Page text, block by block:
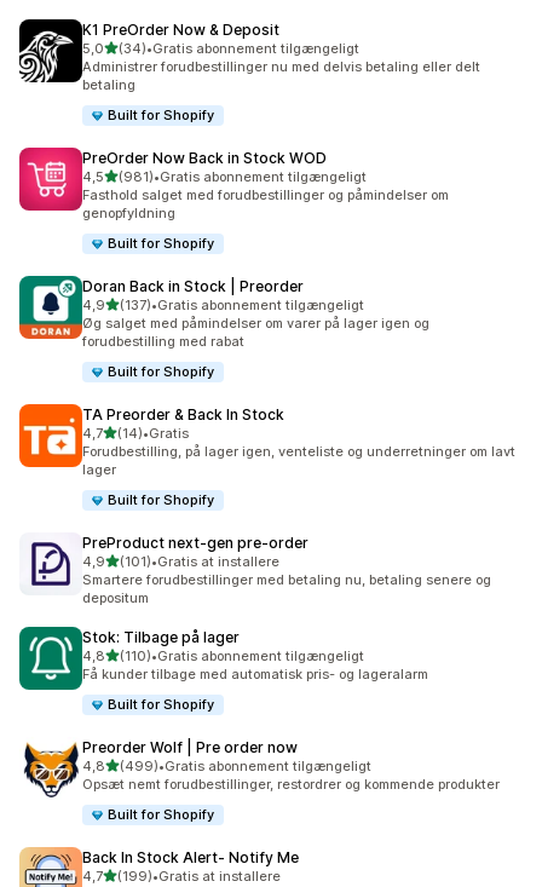
K1 PreOrder Now & Deposit
5,0ud af 5 stjerner
(34)
34 anmeldelser i alt
•Gratis abonnement tilgængeligt
Administrer forudbestillinger nu med delvis betaling eller delt
betaling
Built for Shopify
PreOrder Now Back in Stock WOD
4,5ud af 5 stjerner
(981)
981 anmeldelser i alt
•Gratis abonnement tilgængeligt
Fasthold salget med forudbestillinger og påmindelser om
genopfyldning
Built for Shopify
Doran Back in Stock | Preorder
4,9ud af 5 stjerner
(137)
137 anmeldelser i alt
•Gratis abonnement tilgængeligt
Øg salget med påmindelser om varer på lager igen og
forudbestilling med rabat
Built for Shopify
TA Preorder & Back In Stock
4,7ud af 5 stjerner
(14)
14 anmeldelser i alt
•Gratis
Forudbestilling, på lager igen, venteliste og underretninger om lavt
lager
Built for Shopify
PreProduct next‑gen pre‑order
4,9ud af 5 stjerner
(101)
101 anmeldelser i alt
•Gratis at installere
Smartere forudbestillinger med betaling nu, betaling senere og
depositum
Stok: Tilbage på lager
4,8ud af 5 stjerner
(110)
110 anmeldelser i alt
•Gratis abonnement tilgængeligt
Få kunder tilbage med automatisk pris- og lageralarm
Built for Shopify
Preorder Wolf | Pre order now
4,8ud af 5 stjerner
(499)
499 anmeldelser i alt
•Gratis abonnement tilgængeligt
Opsæt nemt forudbestillinger, restordrer og kommende produkter
Built for Shopify
Back In Stock Alert‑ Notify Me
4,7ud af 5 stjerner
(199)
199 anmeldelser i alt
•Gratis at installere